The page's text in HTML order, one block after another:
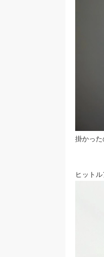
掛かった
ヒット